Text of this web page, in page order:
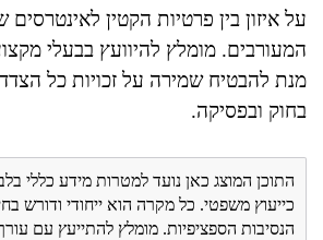
על איזון בין פרטיות הקטין
המעורבים. מומלץ להיוועץ בבעלי
מנת להבטיח שמירה על זכויות כל
בחוק ובפסיקה.
התוכן המוצג כאן נועד למטרות מידע כללי
כייעוץ משפטי. כל מקרה הוא ייחודי ודורש
הנסיבות הספציפיות. מומלץ להתייעץ עם